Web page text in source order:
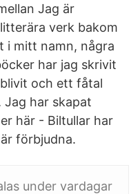
Jag är
verk bakom
i mitt namn, några
har jag skrivit
och ett fåtal
har skapat
här - Biltullar har
förbjudna.
under vardagar